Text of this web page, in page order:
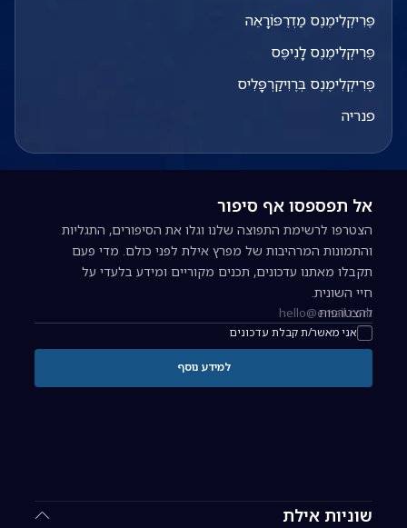
פֶּרִיקְלִימֶנֶס מַדְרֶפּוֹרָאֵה
פֶּרִיקְלִימֶנֶס לָנִיפֶּס
פֶּרִיקְלִימֶנֶס בְּרֶוִיקַרְפָּלִיס
פנריה
שוניות אילת
אל תפספסו אף סיפור
הצטרפו לרשימת התפוצה שלנו וגלו את הסיפורים, התגליות
והתמונות המרהיבות של מפרץ אילת לפני כולם. מדי פעם
תקבלו מאתנו עדכונים, תכנים מקוריים ומידע בלעדי על
חיי השונית.
כתובת אימייל להרשמה לניוזלטר
אני מאשר/ת קבלת עדכונים
להצטרפות
למידע נוסף